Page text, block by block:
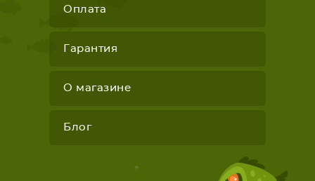
Оплата
Гарантия
О магазине
Блог